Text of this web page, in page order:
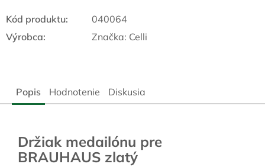
Kód produktu:
040064
Výrobca:
Značka: Celli
Popis Hodnotenie Diskusia
Držiak medailónu pre
BRAUHAUS zlatý